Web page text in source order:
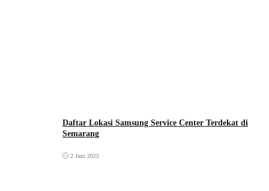
Daftar Lokasi Samsung Service Center Terdekat di
Semarang
2 Juni 2025